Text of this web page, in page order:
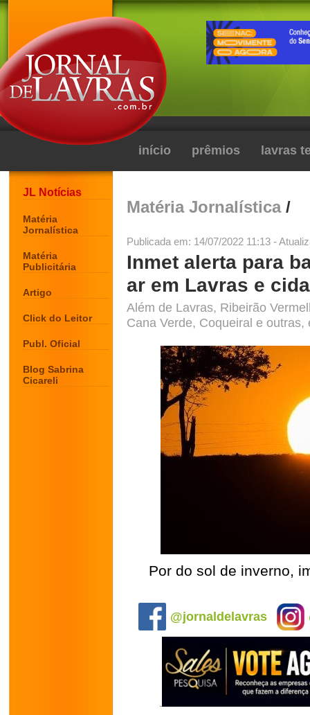
início prêmios lavras
JL Notícias
Matéria
Jornalística
Matéria
Publicitária
Artigo
Click do Leitor
Publ. Oficial
Blog Sabrina
Cicareli
Matéria Jornalística/
Publicada em: 14/07/2022 11:13 -
Inmet alerta para
ar em Lavras e
Além de Lavras, Ribeirão
Cana Verde, Coqueiral e
Por do sol de inverno,
@jornaldelavras